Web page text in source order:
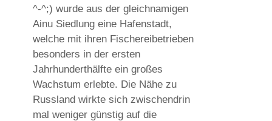
^-^;) wurde aus der gleichnamigen
Ainu Siedlung eine Hafenstadt,
welche mit ihren Fischereibetrieben
besonders in der ersten
Jahrhunderthälfte ein großes
Wachstum erlebte. Die Nähe zu
Russland wirkte sich zwischendrin
mal weniger günstig auf die